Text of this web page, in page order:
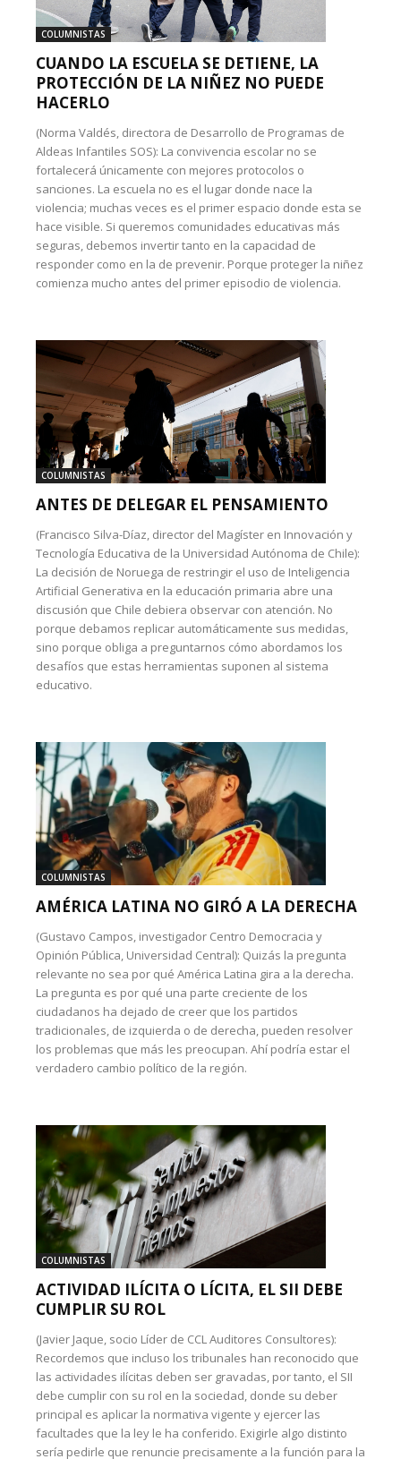
COLUMNISTAS
CUANDO LA ESCUELA SE DETIENE, LA
PROTECCIÓN DE LA NIÑEZ NO PUEDE
HACERLO
(Norma Valdés, directora de Desarrollo de Programas de
Aldeas Infantiles SOS): La convivencia escolar no se
fortalecerá únicamente con mejores protocolos o
sanciones. La escuela no es el lugar donde nace la
violencia; muchas veces es el primer espacio donde esta se
hace visible. Si queremos comunidades educativas más
seguras, debemos invertir tanto en la capacidad de
responder como en la de prevenir. Porque proteger la niñez
comienza mucho antes del primer episodio de violencia.
COLUMNISTAS
ANTES DE DELEGAR EL PENSAMIENTO
(Francisco Silva-Díaz, director del Magíster en Innovación y
Tecnología Educativa de la Universidad Autónoma de Chile):
La decisión de Noruega de restringir el uso de Inteligencia
Artificial Generativa en la educación primaria abre una
discusión que Chile debiera observar con atención. No
porque debamos replicar automáticamente sus medidas,
sino porque obliga a preguntarnos cómo abordamos los
desafíos que estas herramientas suponen al sistema
educativo.
COLUMNISTAS
AMÉRICA LATINA NO GIRÓ A LA DERECHA
(Gustavo Campos, investigador Centro Democracia y
Opinión Pública, Universidad Central): Quizás la pregunta
relevante no sea por qué América Latina gira a la derecha.
La pregunta es por qué una parte creciente de los
ciudadanos ha dejado de creer que los partidos
tradicionales, de izquierda o de derecha, pueden resolver
los problemas que más les preocupan. Ahí podría estar el
verdadero cambio político de la región.
COLUMNISTAS
ACTIVIDAD ILÍCITA O LÍCITA, EL SII DEBE
CUMPLIR SU ROL
(Javier Jaque, socio Líder de CCL Auditores Consultores):
Recordemos que incluso los tribunales han reconocido que
las actividades ilícitas deben ser gravadas, por tanto, el SII
debe cumplir con su rol en la sociedad, donde su deber
principal es aplicar la normativa vigente y ejercer las
facultades que la ley le ha conferido. Exigirle algo distinto
sería pedirle que renuncie precisamente a la función para la